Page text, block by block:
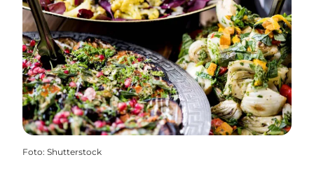
Foto: Shutterstock